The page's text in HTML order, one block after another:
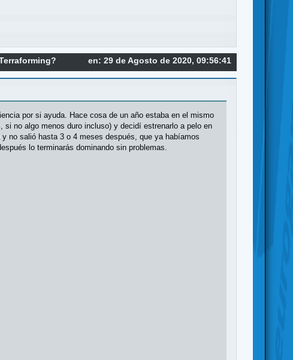
en: 29 de Agosto de 2020, 09:56:41
por si ayuda. Hace cosa de un año estaba en el mismo
no algo menos duro incluso) y decidí estrenarlo a pelo en
no salió hasta 3 o 4 meses después, que ya habíamos
lo terminarás dominando sin problemas.